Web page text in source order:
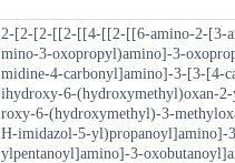
2-[2-[2-[[2-[[4-[[2-[[6-amino-2-[3-
mino-3-oxopropyl)amino]-3-
midine-4-carbonyl]amino]-3-[3-[4-
ihydroxy-6-(hydroxymethyl)oxan-
roxy-6-(hydroxymethyl)-3-
H-imidazol-5-yl)propanoyl]amino]-
ylpentanoyl]amino]-3-